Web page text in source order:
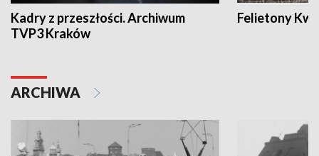
Kadry z przeszłości. Archiwum
TVP3 Kraków
Felietony
ARCHIWA